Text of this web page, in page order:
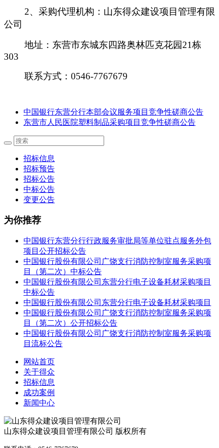
2、采购代理机构：山东得众建设项目管理有限
公司
地址：东营市东城东四路奥林匹克花园21栋
303
联系方式： 0546-7767679
中国银行东营分行本部会议服务项目竞争性磋商公告
东营市人民医院塑料制品采购项目竞争性磋商公告
招标信息
招标预告
招标公告
中标公告
变更公告
为你推荐
中国银行东营分行行政服务审批局等单位驻点服务外包
项目公开招标公告
中国银行股份有限公司广饶支行消防控制室服务采购项
目（第二次）中标公告
中国银行股份有限公司东营分行电子设备耗材采购项目
中标公告
中国银行股份有限公司东营分行电子设备耗材采购项目
中国银行股份有限公司广饶支行消防控制室服务采购项
目（第二次）公开招标公告
中国银行股份有限公司广饶支行消防控制室服务采购项
目流标公告
网站首页
关于得众
招标信息
成功案例
新闻中心
山东得众建设项目管理有限公司 版权所有